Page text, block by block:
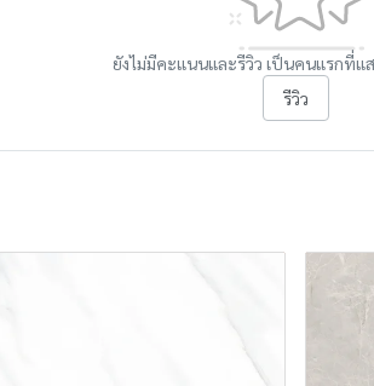
ยังไม่มีคะแนนและรีวิว เป็นคนแรกที่แ
รีวิว